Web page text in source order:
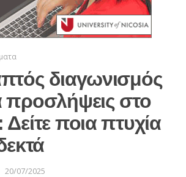
διαγωνισμός
προσλήψεις στο
ποια πτυχία
20/07/2025